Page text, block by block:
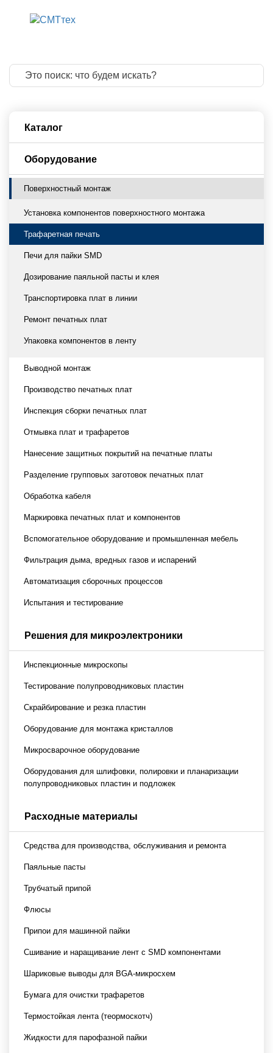
Каталог
Оборудование
Поверхностный монтаж
Установка компонентов поверхностного монтажа
Трафаретная печать
Печи для пайки SMD
Дозирование паяльной пасты и клея
Транспортировка плат в линии
Ремонт печатных плат
Упаковка компонентов в ленту
Выводной монтаж
Производство печатных плат
Инспекция сборки печатных плат
Отмывка плат и трафаретов
Нанесение защитных покрытий на печатные платы
Разделение групповых заготовок печатных плат
Обработка кабеля
Маркировка печатных плат и компонентов
Вспомогательное оборудование и промышленная мебель
Фильтрация дыма, вредных газов и испарений
Автоматизация сборочных процессов
Испытания и тестирование
Решения для микроэлектроники
Инспекционные микроскопы
Тестирование полупроводниковых пластин
Скрайбирование и резка пластин
Оборудование для монтажа кристаллов
Микросварочное оборудование
Оборудования для шлифовки, полировки и планаризации
полупроводниковых пластин и подложек
Расходные материалы
Средства для производства, обслуживания и ремонта
Паяльные пасты
Трубчатый припой
Флюсы
Припои для машинной пайки
Сшивание и наращивание лент с SMD компонентами
Шариковые выводы для BGA-микросхем
Бумага для очистки трафаретов
Термостойкая лента (теормоскотч)
Жидкости для парофазной пайки